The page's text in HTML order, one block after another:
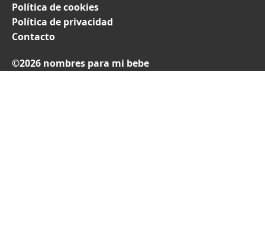
Política de cookies
Política de privacidad
Contacto
©2026 nombres para mi bebe